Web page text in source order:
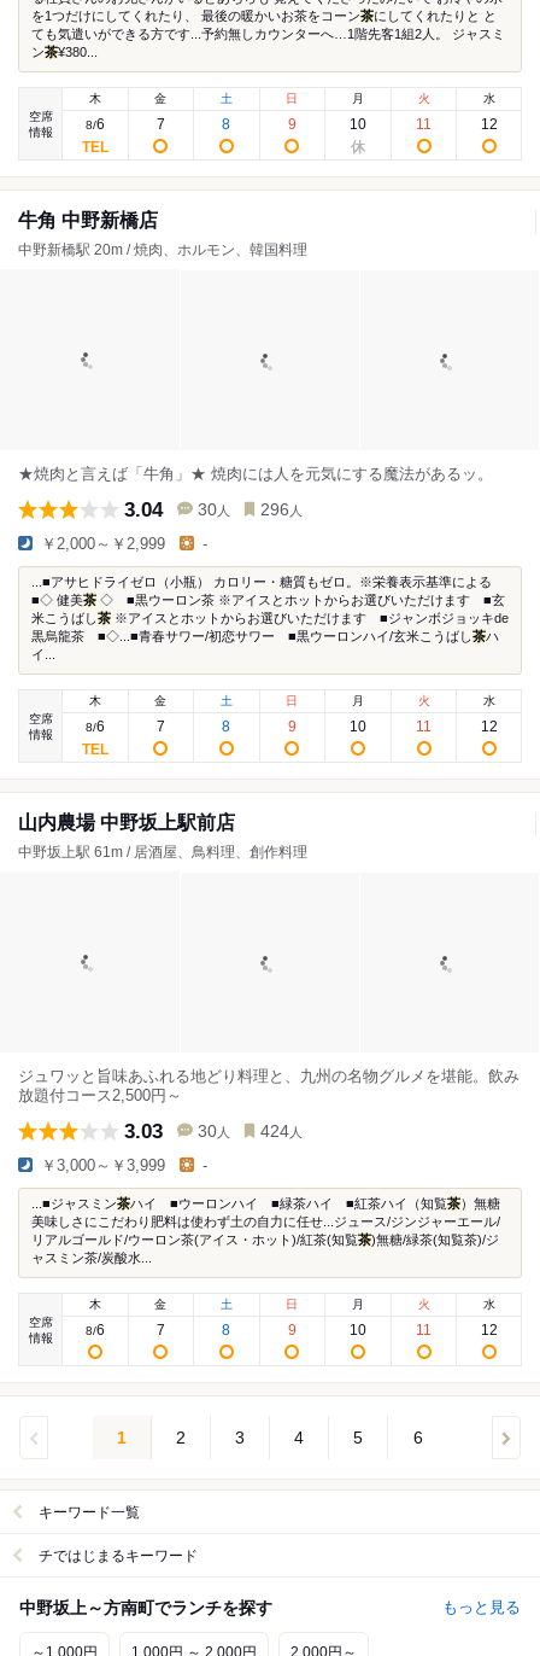
を1つだけにしてくれたり、 最後の暖かいお茶をコーン茶にしてくれたりと と
ても気遣いができる方です...予約無しカウンターへ…1階先客1組2人。 ジャスミ
ン茶¥380...
空席
情報
木
8/6
金
7
土
8
日
9
月
10
火
11
水
12
牛角 中野新橋店
中野新橋駅 20m / 焼肉、ホルモン、韓国料理
★焼肉と言えば「牛角」★ 焼肉には人を元気にする魔法があるッ。
3.04 30 人 296 人
￥2,000～￥2,999 -
...■アサヒドライゼロ（小瓶） カロリー・糖質もゼロ。※栄養表示基準による
■◇ 健美茶 ◇ ■黒ウーロン茶 ※アイスとホットからお選びいただけます ■玄
米こうばし茶 ※アイスとホットからお選びいただけます ■ジャンボジョッキde
黒烏龍茶 ■◇...■青春サワー/初恋サワー ■黒ウーロンハイ/玄米こうばし茶ハ
イ...
空席
情報
木
8/6
金
7
土
8
日
9
月
10
火
11
水
12
山内農場 中野坂上駅前店
中野坂上駅 61m / 居酒屋、鳥料理、創作料理
ジュワッと旨味あふれる地どり料理と、九州の名物グルメを堪能。飲み
放題付コース2,500円～
3.03 30 人 424 人
￥3,000～￥3,999 -
...■ジャスミン茶ハイ ■ウーロンハイ ■緑茶ハイ ■紅茶ハイ（知覧茶）無糖
美味しさにこだわり肥料は使わず土の自力に任せ...ジュース/ジンジャーエール/
リアルゴールド/ウーロン茶(アイス・ホット)/紅茶(知覧茶)無糖/緑茶(知覧茶)/ジ
ャスミン茶/炭酸水...
空席
情報
木
8/6
金
7
土
8
日
9
月
10
火
11
水
12
1 2 3 4 5 6
キーワード一覧
チではじまるキーワード
中野坂上～方南町でランチを探す もっと見る